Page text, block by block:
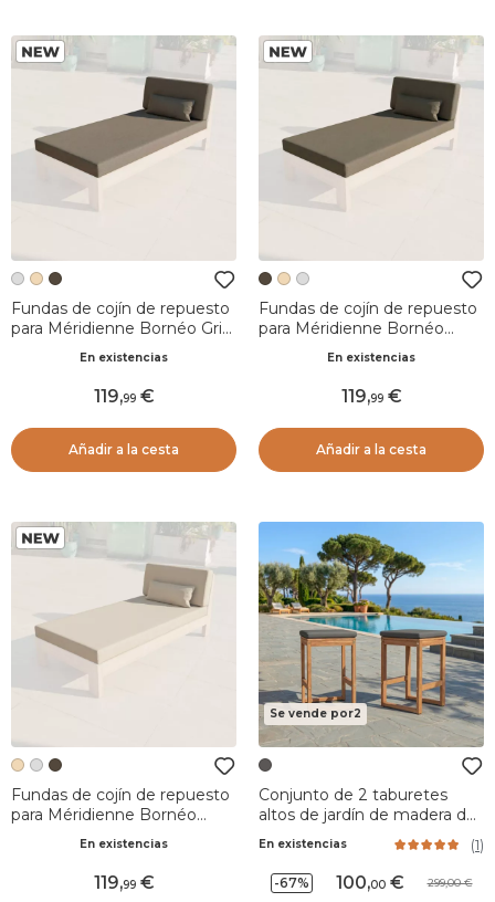
Fundas de cojín de repuesto
para Méridienne Bornéo Gris
En existencias
119,99
Añadir a la cesta
Fundas de cojín de repuesto
para Méridienne Bornéo
En existencias
119,99
Añadir a la cesta
Fundas de cojín de repuesto
para Méridienne Bornéo
En existencias
119,99
Se vende por2
Conjunto de 2 taburetes
altos de jardín de madera de
En existencias (1)
-67% 100,00 299,00